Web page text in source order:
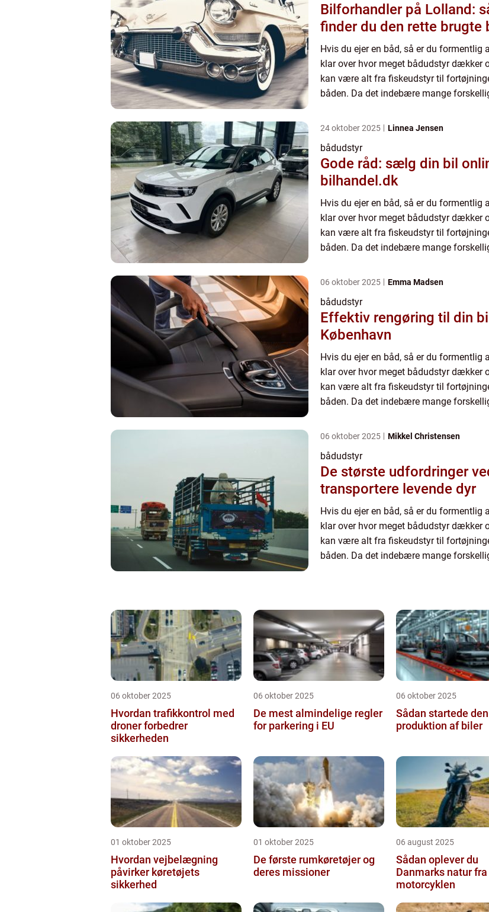
Bilforhandler på Lolland:
finder du den rette brugte
Hvis du ejer en båd, så er du formentlig
klar over hvor meget bådudstyr dækker
kan være alt fra fiskeudstyr til
båden. Da det indebære mange
man eg...
24 oktober 2025 Linnea Jensen
bådudstyr
Gode råd: sælg din bil
bilhandel.dk
Hvis du ejer en båd, så er du formentlig
klar over hvor meget bådudstyr dækker
kan være alt fra fiskeudstyr til
båden. Da det indebære mange
man eg...
06 oktober 2025 Emma Madsen
bådudstyr
Effektiv rengøring til din
København
Hvis du ejer en båd, så er du formentlig
klar over hvor meget bådudstyr dækker
kan være alt fra fiskeudstyr til
båden. Da det indebære mange
man eg...
06 oktober 2025 Mikkel Christensen
bådudstyr
De største udfordringer
transportere levende dyr
Hvis du ejer en båd, så er du formentlig
klar over hvor meget bådudstyr dækker
kan være alt fra fiskeudstyr til
båden. Da det indebære mange
06 oktober 2025
Hvordan trafikkontrol med
droner forbedrer
sikkerheden
06 oktober 2025
De mest almindelige regler
for parkering i EU
06 oktober 2025
Sådan startede
produktion af biler
01 oktober 2025
Hvordan vejbelægning
påvirker køretøjets
sikkerhed
01 oktober 2025
De første rumkøretøjer og
deres missioner
06 august 2025
Sådan oplever du
Danmarks natur fra
motorcyklen